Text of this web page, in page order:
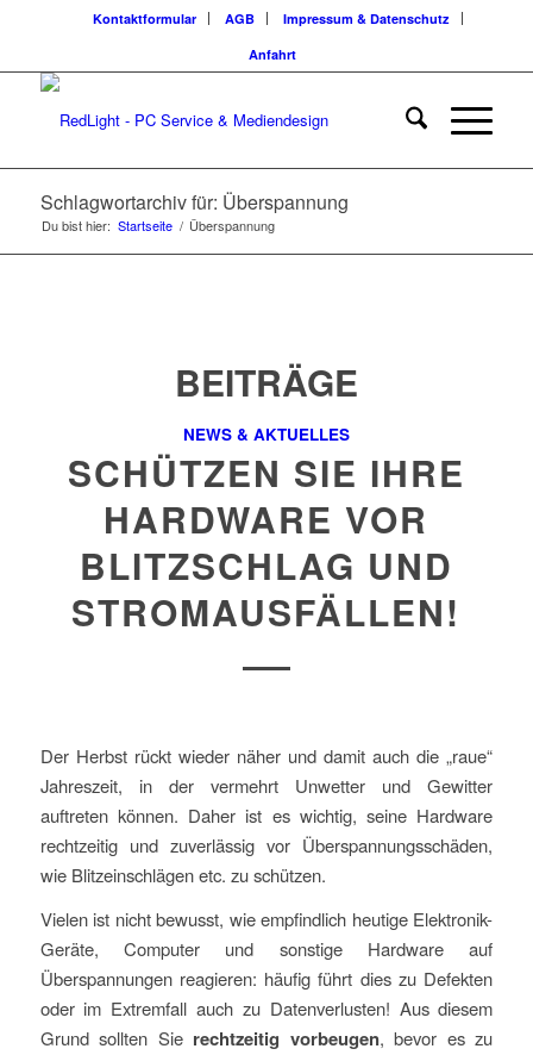
Kontaktformular AGB
Impressum & Datenschutz
Anfahrt
Schlagwortarchiv für: Überspannung
Du bist hier: Startseite / Überspannung
BEITRÄGE
NEWS & AKTUELLES
SCHÜTZEN SIE IHRE
HARDWARE VOR
BLITZSCHLAG UND
STROMAUSFÄLLEN!
Der Herbst rückt wieder näher und damit auch die „raue“
Jahreszeit, in der vermehrt Unwetter und Gewitter
auftreten können. Daher ist es wichtig, seine Hardware
rechtzeitig und zuverlässig vor Überspannungsschäden,
wie Blitzeinschlägen etc. zu schützen.
Vielen ist nicht bewusst, wie empfindlich heutige Elektronik-
Geräte, Computer und sonstige Hardware auf
Überspannungen reagieren: häufig führt dies zu Defekten
oder im Extremfall auch zu Datenverlusten! Aus diesem
Grund sollten Sie rechtzeitig vorbeugen, bevor es zu